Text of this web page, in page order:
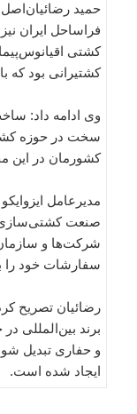
حمید
فراساحل ایران
کشتی
کشتیرانی بود که
وی ادامه داد:
سخت در حوزه
کشورمان در این
مدیرعامل
صنعت کشتی‌سازی
شرکت‌ها و
سفارشات خود را
رضائیان تصریح
برند بین‌المللی
و حفاری تبدیل
ایجاد شده است.